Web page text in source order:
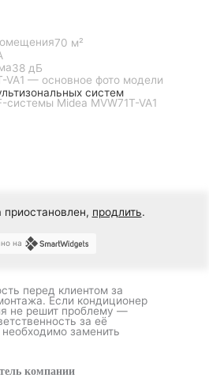
70 м²
38 дБ
систем
системы Midea MVW71T-VA1
продлить.
на
перед клиентом за
Если кондиционер
не решит проблему —
за её
заменить
компании